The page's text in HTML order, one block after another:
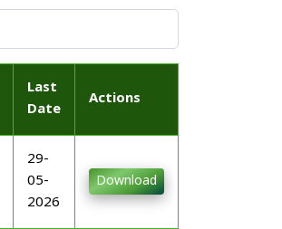
Last
Date
Actions
29-
05-
2026
Download